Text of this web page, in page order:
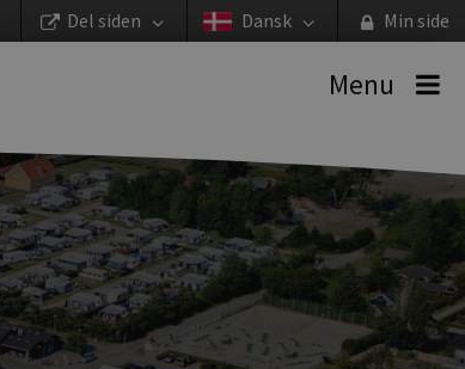
Min side
Dansk
Del siden
Menu